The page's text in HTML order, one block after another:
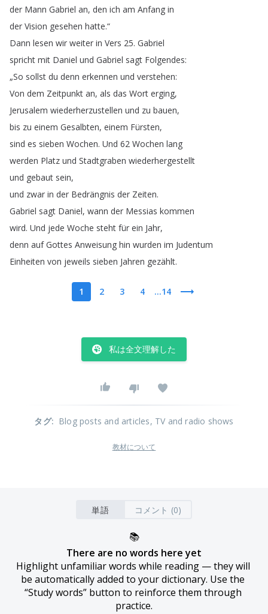
der Mann Gabriel an, den ich am Anfang in
der Vision gesehen hatte.“
Dann lesen wir weiter in Vers 25. Gabriel
spricht mit Daniel und Gabriel sagt Folgendes:
„So sollst du denn erkennen und verstehen:
Von dem Zeitpunkt an, als das Wort erging,
Jerusalem wiederherzustellen und zu bauen,
bis zu einem Gesalbten, einem Fürsten,
sind es sieben Wochen. Und 62 Wochen lang
werden Platz und Stadtgraben wiederhergestellt
und gebaut sein,
und zwar in der Bedrängnis der Zeiten.
Gabriel sagt Daniel, wann der Messias kommen
wird. Und jede Woche steht für ein Jahr,
denn auf Gottes Anweisung hin wurden im Judentum
Einheiten von jeweils sieben Jahren gezählt.
1 2 3 4 ...14
私は全文理解した
タグ: Blog posts and articles, TV and radio shows
教材について
単語 コメント (0)
📚
There are no words here yet
Highlight unfamiliar words while reading — they will
be automatically added to your dictionary. Use the
“Study words” button to reinforce them through
practice.